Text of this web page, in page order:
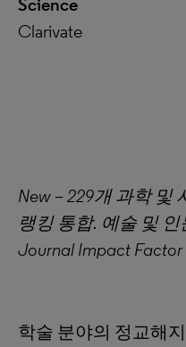
Science
Clarivate
New – 229개 과학 및
랭킹 통합. 예술 및
Journal Impact
학술 분야의 정교해